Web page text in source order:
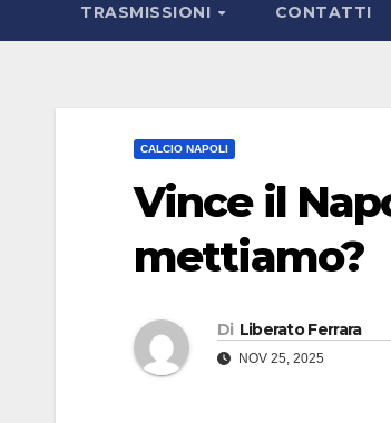
TRASMISSIONI CONTATTI
CALCIO NAPOLI
Vince il
mettiamo?
Di Liberato Ferrara
NOV 25, 2025